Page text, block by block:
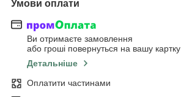
Умови оплати
Ви отримаєте замовлення
або гроші повернуться на вашу картку
Детальніше
Оплатити частинами